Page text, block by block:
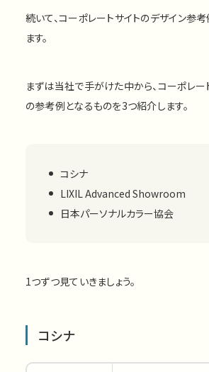
続いて、コーポレートサイトのデザイン参
ます。
まずは当社で手がけた中から、コーポレー
の参考例となるものを3つ紹介します。
コシナ
LIXIL Advanced Showroom
日本パーソナルカラー協会
1つずつ見ていきましょう。
コシナ